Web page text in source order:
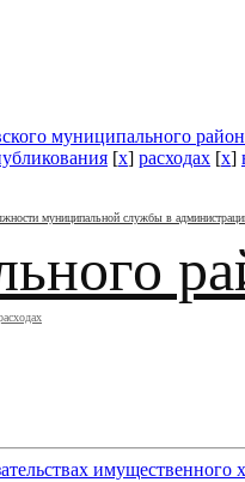
муниципального
[x] расходах [x]
муниципальной службы в
имущественного